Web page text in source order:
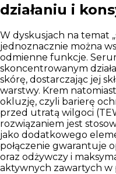
działaniu i
W dyskusjach na temat
jednoznacznie można
odmienne funkcje.
skoncentrowanym
skórę, dostarczając jej
warstwy. Krem
okluzję, czyli barierę
przed utratą wilgoci
rozwiązaniem jest
jako dodatkowego
połączenie gwarantuje
oraz odżywczy i
aktywnych zawartych